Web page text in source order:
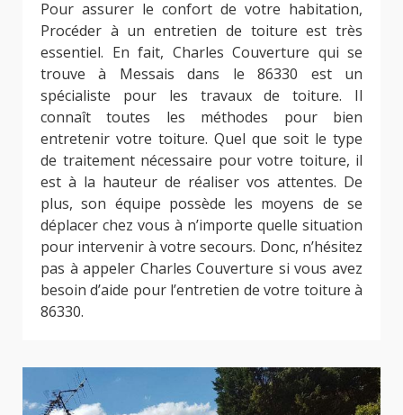
Pour assurer le confort de votre habitation,
Procéder à un entretien de toiture est très
essentiel. En fait, Charles Couverture qui se
trouve à Messais dans le 86330 est un
spécialiste pour les travaux de toiture. Il
connaît toutes les méthodes pour bien
entretenir votre toiture. Quel que soit le type
de traitement nécessaire pour votre toiture, il
est à la hauteur de réaliser vos attentes. De
plus, son équipe possède les moyens de se
déplacer chez vous à n’importe quelle situation
pour intervenir à votre secours. Donc, n’hésitez
pas à appeler Charles Couverture si vous avez
besoin d’aide pour l’entretien de votre toiture à
86330.